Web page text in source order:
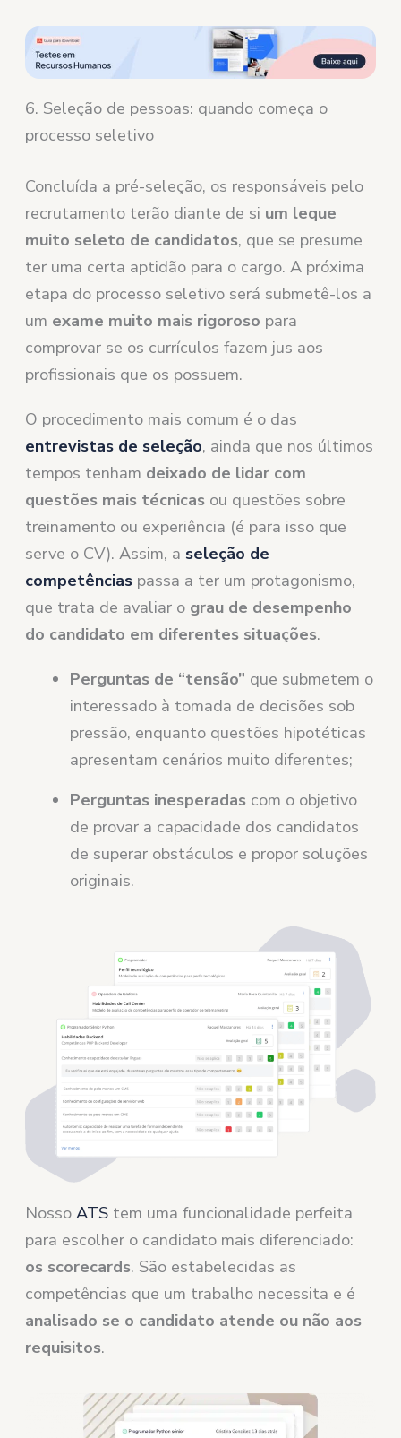
6. Seleção de pessoas: quando começa o
processo seletivo
Concluída a pré-seleção, os responsáveis ​​pelo
recrutamento terão diante de si um leque
muito seleto de candidatos, que se presume
ter uma certa aptidão para o cargo. A próxima
etapa do processo seletivo será submetê-los a
um exame muito mais rigoroso para
comprovar se os currículos fazem jus aos
profissionais que os possuem.
O procedimento mais comum é o das
entrevistas de seleção, ainda que nos últimos
tempos tenham deixado de lidar com
questões mais técnicas ou questões sobre
treinamento ou experiência (é para isso que
serve o CV). Assim, a seleção de
competências passa a ter um protagonismo,
que trata de avaliar o grau de desempenho
do candidato em diferentes situações.
Perguntas de “tensão” que submetem o
interessado à tomada de decisões sob
pressão, enquanto questões hipotéticas
apresentam cenários muito diferentes;
Perguntas inesperadas com o objetivo
de provar a capacidade dos candidatos
de superar obstáculos e propor soluções
originais.
NossoATS tem uma funcionalidade perfeita
para escolher o candidato mais diferenciado:
os scorecards. São estabelecidas as
competências que um trabalho necessita e é
analisado se o candidato atende ou não aos
requisitos.